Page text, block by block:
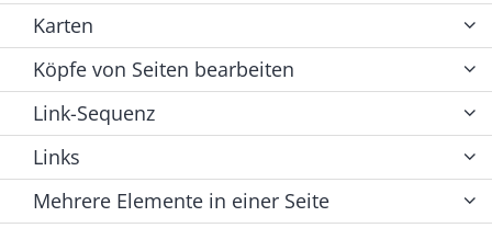
Karten
Köpfe von Seiten bearbeiten
Link-Sequenz
Links
Mehrere Elemente in einer Seite